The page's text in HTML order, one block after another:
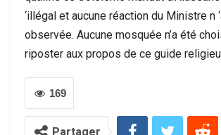
‘illégal et aucune réaction du Ministre n
observée. Aucune mosquée n’a été
riposter aux propos de ce guide
169
Partager